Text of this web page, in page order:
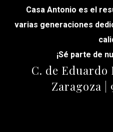
Casa Antonio es el
varias generaciones
¡Sé parte de
C. de Eduardo
Zaragoza |